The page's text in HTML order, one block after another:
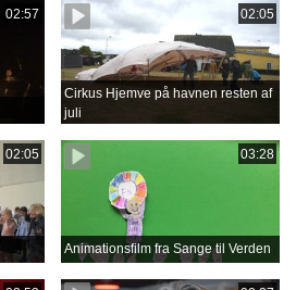
02:57 02:05
Cirkus Hjemve på havnen resten af
juli
02:05 03:28
Animationsfilm fra Sange til Verden